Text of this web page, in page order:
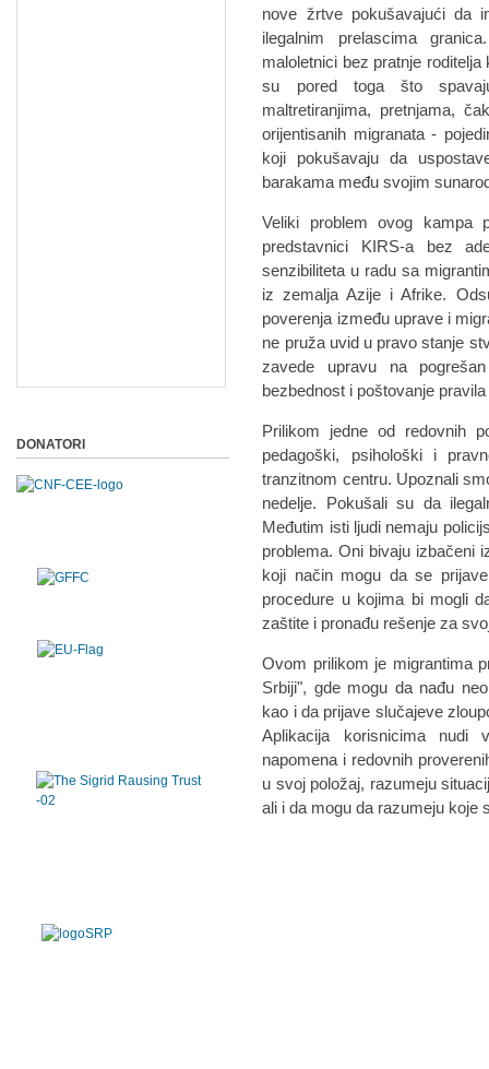
nove žrtve pokušavajući da
ilegalnim prelascima
maloletnici bez pratnje
su pored toga što
maltretiranjima, pretnjama,
orijentisanih migranata -
koji pokušavaju da
barakama među svojim
Veliki problem ovog kampa
predstavnici KIRS-a bez
senzibiliteta u radu sa
iz zemalja Azije i Afrike.
poverenja između uprave i
ne pruža uvid u pravo stanje
zavede upravu na
bezbednost i poštovanje
Prilikom jedne od redovnih
pedagoški, psihološki i
tranzitnom centru. Upoznali
nedelje. Pokušali su da
Međutim isti ljudi nemaju
problema. Oni bivaju izbačeni
koji način mogu da se
procedure u kojima bi mogli
zaštite i pronađu rešenje za
Ovom prilikom je migrantima
Srbiji", gde mogu da nađu
kao i da prijave slučajeve
Aplikacija korisnicima nudi
napomena i redovnih
u svoj položaj, razumeju
ali i da mogu da razumeju
DONATORI